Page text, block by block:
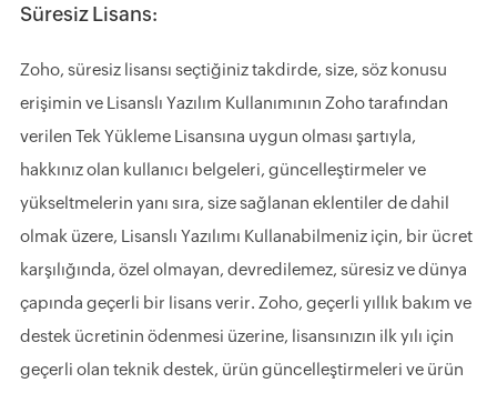
Süresiz Lisans:
Zoho, süresiz lisansı seçtiğiniz takdirde, size, söz konusu
erişimin ve Lisanslı Yazılım Kullanımının Zoho tarafından
verilen Tek Yükleme Lisansına uygun olması şartıyla,
hakkınız olan kullanıcı belgeleri, güncelleştirmeler ve
yükseltmelerin yanı sıra, size sağlanan eklentiler de dahil
olmak üzere, Lisanslı Yazılımı Kullanabilmeniz için, bir ücret
karşılığında, özel olmayan, devredilemez, süresiz ve dünya
çapında geçerli bir lisans verir. Zoho, geçerli yıllık bakım ve
destek ücretinin ödenmesi üzerine, lisansınızın ilk yılı için
geçerli olan teknik destek, ürün güncelleştirmeleri ve ürün